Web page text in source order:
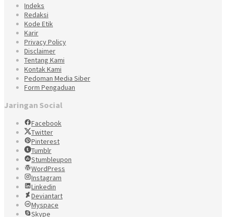
Indeks
Redaksi
Kode Etik
Karir
Privacy Policy
Disclaimer
Tentang Kami
Kontak Kami
Pedoman Media Siber
Form Pengaduan
Jaringan Social
Facebook
Twitter
Pinterest
Tumblr
Stumbleupon
WordPress
Instagram
Linkedin
Deviantart
Myspace
Skype